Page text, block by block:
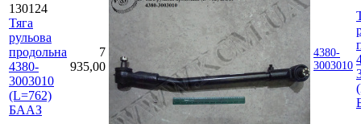
130124
Тяга
рульова
продольна
4380-
3003010
(L=762)
БААЗ
7
935,00
4380-
3003010